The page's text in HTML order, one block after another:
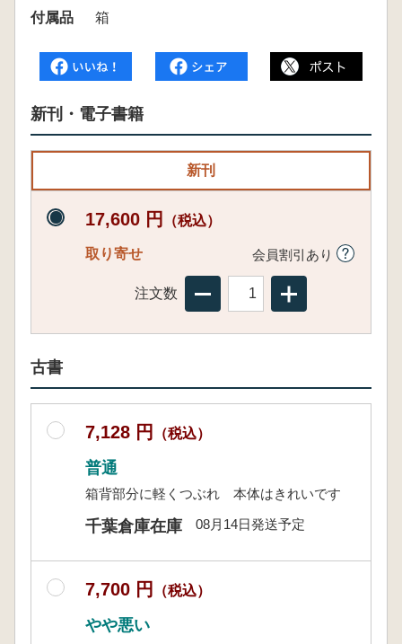
付属品
箱
新刊・電子書籍
新刊
17,600 円 （税込）
取り寄せ 会員割引あり
注文数
古書
7,128 円 （税込）
普通
箱背部分に軽くつぶれ 本体はきれいです
千葉倉庫在庫 08月14日発送予定
7,700 円 （税込）
やや悪い